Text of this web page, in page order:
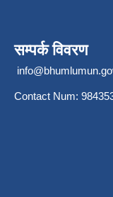
सम्पर्क विवरण
Contact Num: